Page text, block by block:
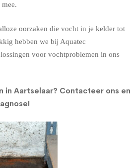
oorzaken die vocht in je kelder tot
hebben we bij Aquatec
voor vochtproblemen in ons
in Aartselaar? Contacteer ons en